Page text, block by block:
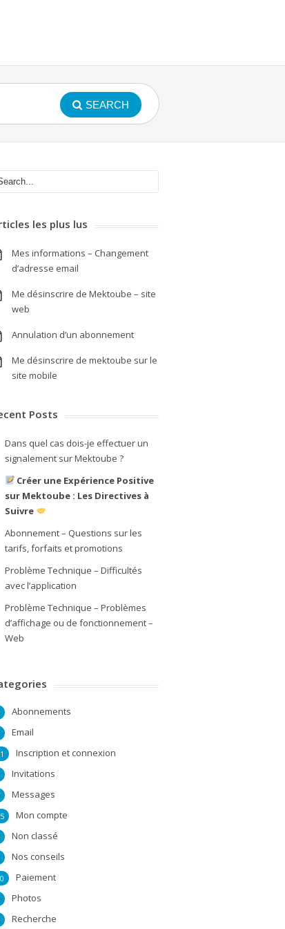
SEARCH
les plus lus
Mes informations – Changement
d’adresse email
Me désinscrire de Mektoube – site
web
Annulation d’un abonnement
Me désinscrire de mektoube sur le
site mobile
Posts
Dans quel cas dois-je effectuer un
signalement sur Mektoube ?
Créer une Expérience Positive
sur Mektoube : Les Directives à
Suivre
Abonnement – Questions sur les
tarifs, forfaits et promotions
Problème Technique – Difficultés
avec l’application
Problème Technique – Problèmes
d’affichage ou de fonctionnement –
Web
Abonnements
Email
Inscription et connexion
Invitations
Messages
Mon compte
Non classé
Nos conseils
Paiement
Photos
Recherche